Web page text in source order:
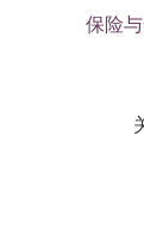
保险